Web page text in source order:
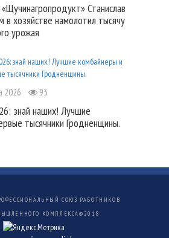
Станислав
в хозяйстве намолотил тысячу
урожая
2026 93
знай наших! Лучшие
тысячники Гродненщины.
СОЮЗ РАБОТНИКОВ
КОМПЛЕКСА© 2018